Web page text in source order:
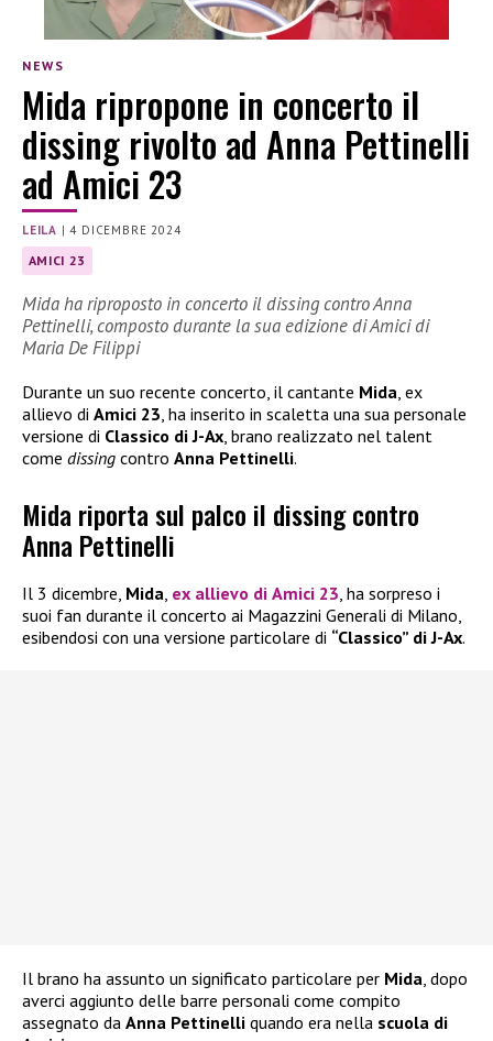
NEWS
Mida ripropone in concerto il
dissing rivolto ad Anna Pettinelli
ad Amici 23
LEILA |4 DICEMBRE 2024
AMICI 23
Mida ha riproposto in concerto il dissing contro Anna
Pettinelli, composto durante la sua edizione di Amici di
Maria De Filippi
Durante un suo recente concerto, il cantante Mida, ex
allievo di Amici 23, ha inserito in scaletta una sua personale
versione di Classico di J-Ax, brano realizzato nel talent
come dissing contro Anna Pettinelli.
Mida riporta sul palco il dissing contro
Anna Pettinelli
Il 3 dicembre, Mida ex allievo di Amici 23 , ha sorpreso i
suoi fan durante il concerto ai Magazzini Generali di Milano,
esibendosi con una versione particolare di “Classico” di J-Ax.
Il brano ha assunto un significato particolare per Mida , dopo
averci aggiunto delle barre personali come compito
assegnato da Anna Pettinelli quando era nella scuola di